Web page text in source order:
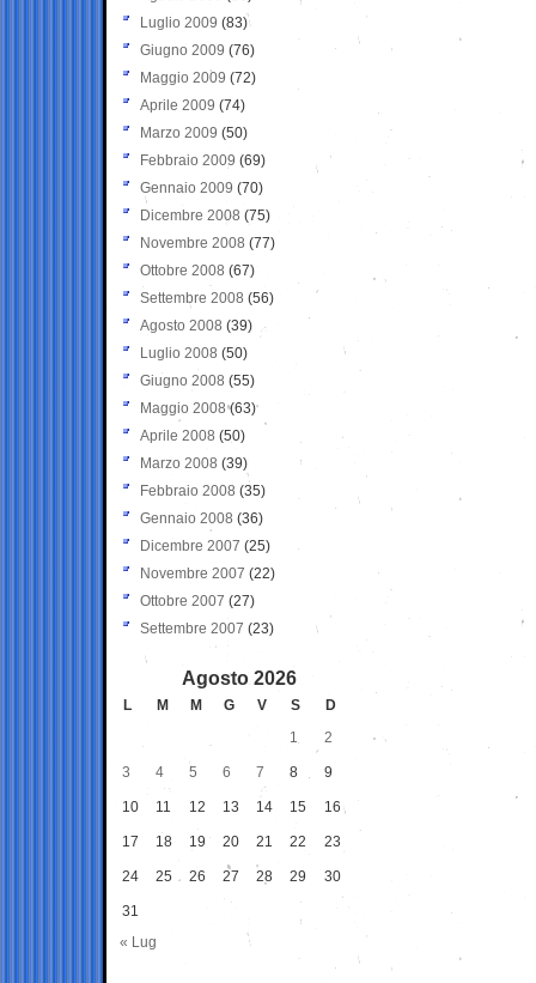
Luglio 2009 (83)
Giugno 2009 (76)
Maggio 2009 (72)
Aprile 2009 (74)
Marzo 2009 (50)
Febbraio 2009 (69)
Gennaio 2009 (70)
Dicembre 2008 (75)
Novembre 2008 (77)
Ottobre 2008 (67)
Settembre 2008 (56)
Agosto 2008 (39)
Luglio 2008 (50)
Giugno 2008 (55)
Maggio 2008(63)
Aprile 2008 (50)
Marzo 2008 (39)
Febbraio 2008 (35)
Gennaio 2008 (36)
Dicembre 2007 (25)
Novembre 2007 (22)
Ottobre 2007 (27)
Settembre 2007 (23)
Agosto 2026
L M M G V S
D
1
2
3 4 5 6 7 8 9
10 11 12 13 14 15 16
17 18 19 20 21 22 23
24 25 26 27 28 29 30
31
« Lug